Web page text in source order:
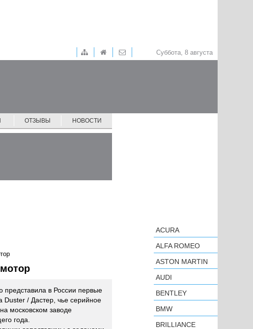
Суббота, 8 августа
ОТЗЫВЫ НОВОСТИ
представила в России первые
Duster / Дастер, чье серийное
московском заводе
года.
ACURA
ALFA ROMEO
ASTON MARTIN
AUDI
BENTLEY
BMW
BRILLIANCE